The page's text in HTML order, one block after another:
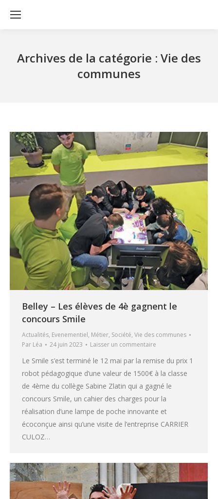
Archives de la catégorie : Vie des
communes
Belley – Les élèves de 4è gagnent le
concours Smile
Actualités, Evenementiel, Métier, Société, Vie des communes
Par Léa 24 juin 2023 Laisser un commentaire
Le Smile s’est terminé le 12 mai par la remise du prix 1
robot pédagogique d’une valeur de 1500€ à la classe
de 4ème du collège Sabine Zlatin qui a gagné le
concours Smile, un cahier des charges pour la
réalisation d’une lampe de poche innovante et
écoconçue ainsi qu’une visite de l’entreprise CARRIER
CULOZ…